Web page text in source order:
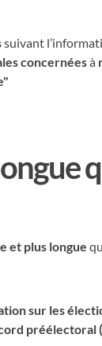
suivant
concernéesà
et plus longue
sur les
préélectoral